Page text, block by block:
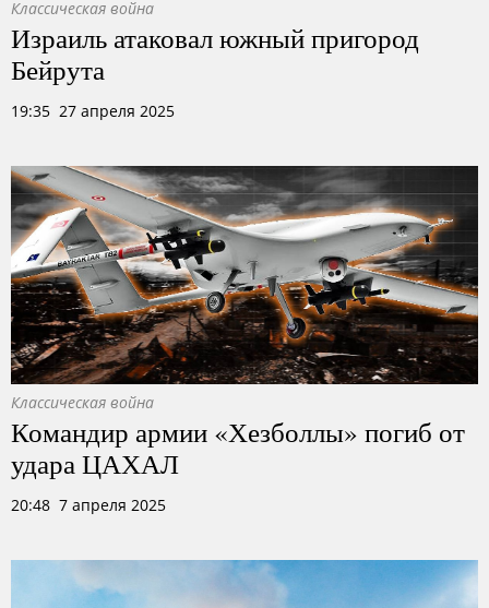
Классическая война
Израиль атаковал южный пригород
Бейрута
19:35 27 апреля 2025
Классическая война
Командир армии «Хезболлы» погиб от
удара ЦАХАЛ
20:48 7 апреля 2025